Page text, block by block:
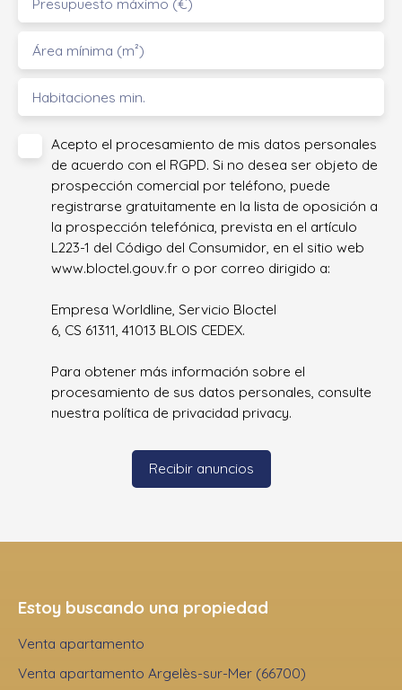
Área mínima (m²)
Habitaciones min.
Acepto el procesamiento de mis datos personales
de acuerdo con el RGPD. Si no desea ser objeto de
prospección comercial por teléfono, puede
registrarse gratuitamente en la lista de oposición a
la prospección telefónica, prevista en el artículo
L223-1 del Código del Consumidor, en el sitio web
www.bloctel.gouv.fr o por correo dirigido a:
Empresa Worldline, Servicio Bloctel
6, CS 61311, 41013 BLOIS CEDEX.
Para obtener más información sobre el
procesamiento de sus datos personales, consulte
nuestra política de privacidad privacy.
Recibir anuncios
Estoy buscando una propiedad
Venta apartamento
Venta apartamento Argelès-sur-Mer (66700)